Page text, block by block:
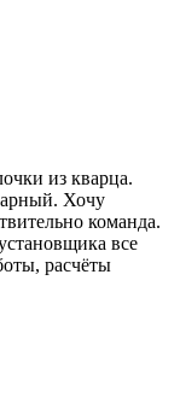
из кварца.
Хочу
команда.
все
расчёты